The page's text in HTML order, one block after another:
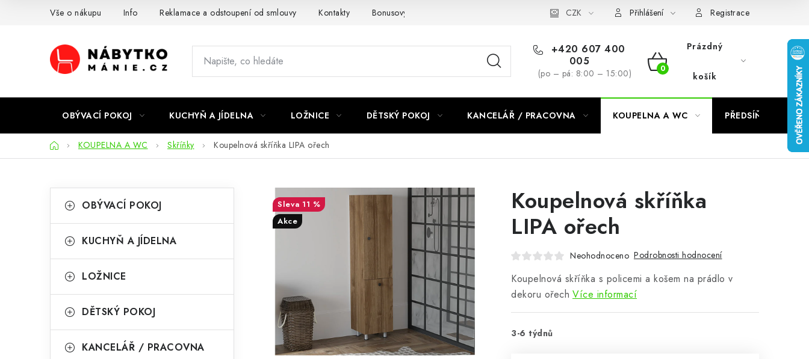
Vše o nákupu Info Reklamace a odstoupení od smlouvy Kontakty Bonusový program NBM+ CZK Přihlášení Registrace
+420 607 400
005
(po – pá: 8:00 – 15:00)
NÁKUPNÍ
Prázdný
košík
OBÝVACÍ POKOJ KUCHYŇ A JÍDELNA LOŽNICE DĚTSKÝ POKOJ KANCELÁŘ / PRACOVNA KOUPELNA A WC PŘEDSÍŇ
DomůKOUPELNA A WC Skříňky Koupelnová skříňka LIPA ořech
o
t
r
n
kategorie
a
e
o
i
OBÝVACÍ POKOJ
KUCHYŇ A JÍDELNA
LOŽNICE
DĚTSKÝ POKOJ
KANCELÁŘ / PRACOVNA
Koupelnová skříňka
LIPA ořech
Neohodnoceno Podrobnosti hodnocení
Koupelnová skříňka s policemi a košem na prádlo v
dekoru ořech Více informací
3-6 týdnů
11 %
Akce